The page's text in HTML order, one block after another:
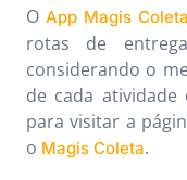
O App Magis Coleta
rotas de
considerando o
de cada
para visitar a
o Magis Coleta.